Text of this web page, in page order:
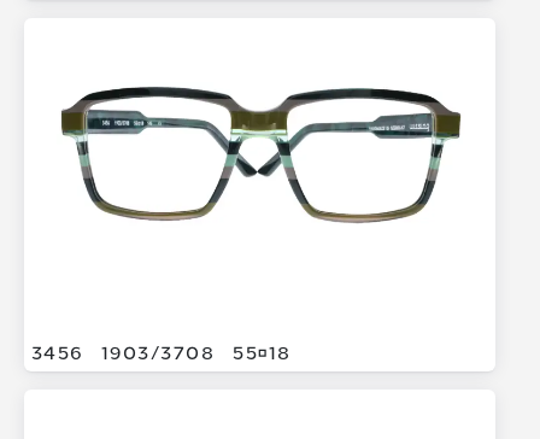
3456 1903/3708 5518